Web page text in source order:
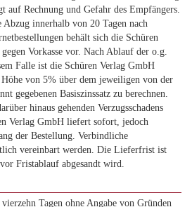
Rechnung und Gefahr des Empfängers.
innerhalb von 20 Tagen nach
behält sich die Schüren
Vorkasse vor. Nach Ablauf der o.g.
Falle ist die Schüren Verlag GmbH
von 5% über dem jeweiligen von der
gegebenen Basiszinssatz zu berechnen.
hinaus gehenden Verzugsschadens
Verlag GmbH liefert sofort, jedoch
der Bestellung. Verbindliche
vereinbart werden. Die Lieferfrist ist
Fristablauf abgesandt wird.
Tagen ohne Angabe von Gründen